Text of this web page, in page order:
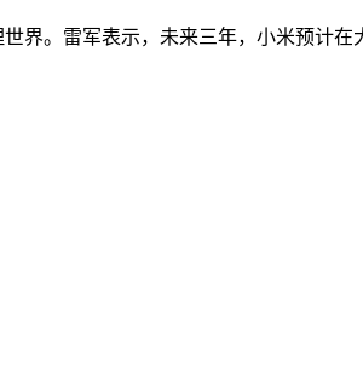
界。雷军表示，未来三年，小米预计